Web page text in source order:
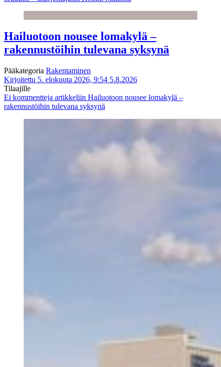
Hailuotoon nousee lomakylä –
rakennustöihin tulevana syksynä
Pääkategoria Rakentaminen
Kirjoitettu 5. elokuuta 2026, 9:54 5.8.2026
Tilaajille
Ei kommentteja artikkeliin Hailuotoon nousee lomakylä –
rakennustöihin tulevana syksynä